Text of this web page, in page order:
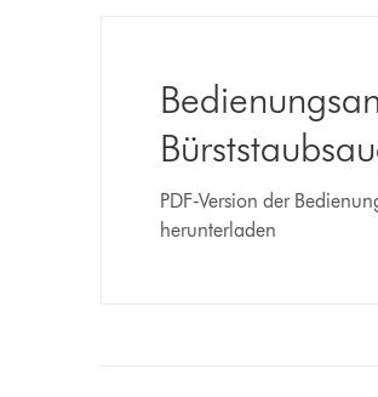
PDF-Version der
herunterladen